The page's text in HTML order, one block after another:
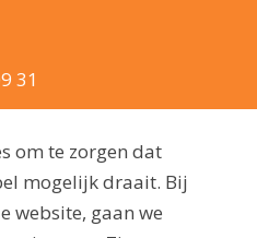
31
Maar nemen je
hier onze
om te zorgen dat
mogelijk draait. Bij
website, gaan we